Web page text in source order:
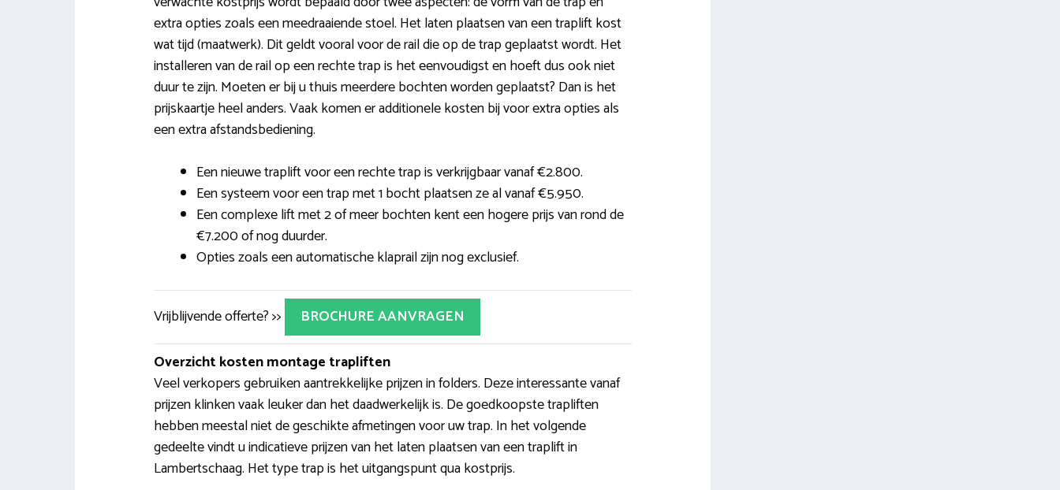
extra opties zoals een meedraaiende stoel. Het laten plaatsen van een traplift kost
wat tijd (maatwerk). Dit geldt vooral voor de rail die op de trap geplaatst wordt. Het
installeren van de rail op een rechte trap is het eenvoudigst en hoeft dus ook niet
duur te zijn. Moeten er bij u thuis meerdere bochten worden geplaatst? Dan is het
prijskaartje heel anders. Vaak komen er additionele kosten bij voor extra opties als
een extra afstandsbediening.
Een nieuwe traplift voor een rechte trap is verkrijgbaar vanaf €2.800.
Een systeem voor een trap met 1 bocht plaatsen ze al vanaf €5.950.
Een complexe lift met 2 of meer bochten kent een hogere prijs van rond de
€7.200 of nog duurder.
Opties zoals een automatische klaprail zijn nog exclusief.
Vrijblijvende offerte? >>
BROCHURE AANVRAGEN
Overzicht kosten montage trapliften
Veel verkopers gebruiken aantrekkelijke prijzen in folders. Deze interessante vanaf
prijzen klinken vaak leuker dan het daadwerkelijk is. De goedkoopste trapliften
hebben meestal niet de geschikte afmetingen voor uw trap. In het volgende
gedeelte vindt u indicatieve prijzen van het laten plaatsen van een traplift in
Lambertschaag. Het type trap is het uitgangspunt qua kostprijs.